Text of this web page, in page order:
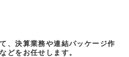
、決算業務や連結パッケージ作
どをお任せします。